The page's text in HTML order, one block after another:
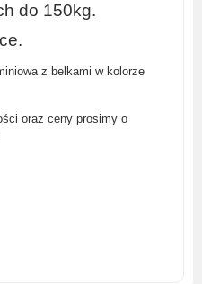
do 150kg.
z belkami w kolorze
oraz ceny prosimy o